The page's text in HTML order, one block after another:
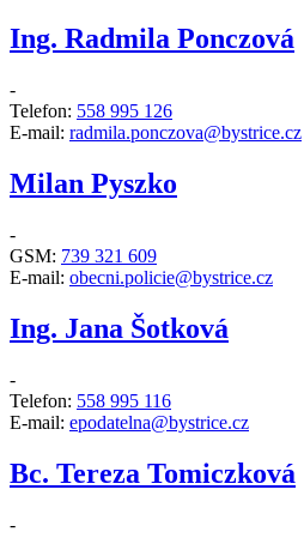
Ing. Radmila Ponczová
-
Telefon: 558 995 126
E-mail: radmila.ponczova@bystrice.cz
Milan Pyszko
-
GSM: 739 321 609
E-mail: obecni.policie@bystrice.cz
Ing. Jana Šotková
-
Telefon: 558 995 116
E-mail: epodatelna@bystrice.cz
Bc. Tereza Tomiczková
-